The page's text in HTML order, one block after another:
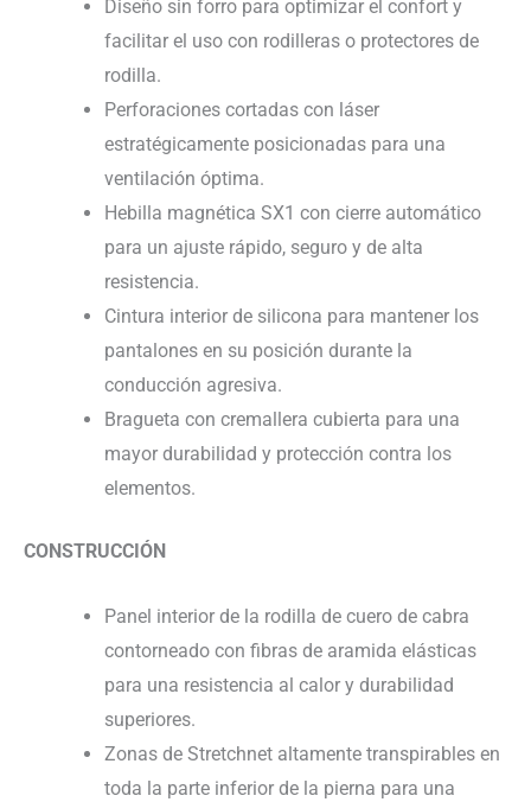
Diseño sin forro para optimizar el confort y
facilitar el uso con rodilleras o protectores de
rodilla.
Perforaciones cortadas con láser
estratégicamente posicionadas para una
ventilación óptima.
Hebilla magnética SX1 con cierre automático
para un ajuste rápido, seguro y de alta
resistencia.
Cintura interior de silicona para mantener los
pantalones en su posición durante la
conducción agresiva.
Bragueta con cremallera cubierta para una
mayor durabilidad y protección contra los
elementos.
CONSTRUCCIÓN
Panel interior de la rodilla de cuero de cabra
contorneado con fibras de aramida elásticas
para una resistencia al calor y durabilidad
superiores.
Zonas de Stretchnet altamente transpirables en
toda la parte inferior de la pierna para una